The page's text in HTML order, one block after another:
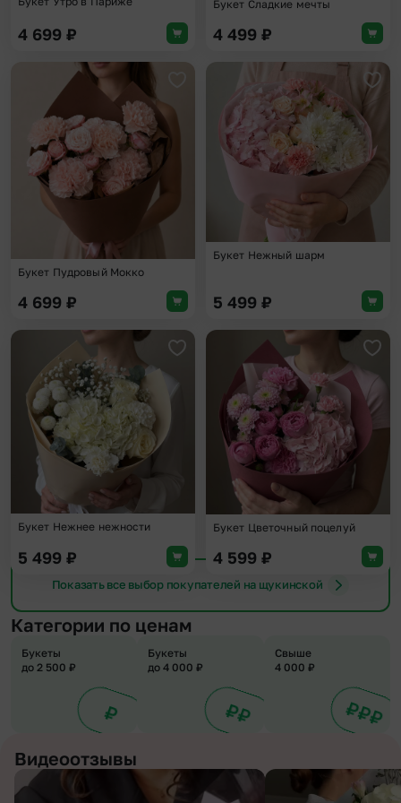
4 699 ₽
Букет Сладкие мечты
4 499 ₽
Добавить в избранное
Букет Пудровый Мокко
4 699 ₽
Букет Нежный шарм
5 499 ₽
Добавить в избранное
Букет Нежнее нежности
5 499 ₽
Букет Цветочный поцелуй
4 599 ₽
Показать все выбор покупателей на щукинской
Категории по ценам
Букеты
до 2 500 ₽
Букеты
до 4 000 ₽
Свыше
4 000 ₽
Видеоотзывы